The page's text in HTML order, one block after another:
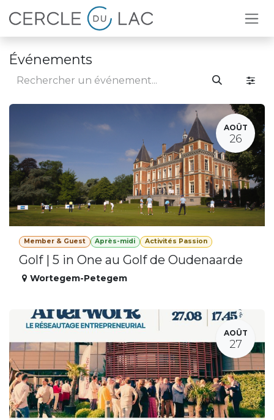
Se rendre au contenu
Événements
AOÛT
26
Member & Guest Après-midi Activités Passion
Golf | 5 in One au Golf de Oudenaarde
Wortegem-Petegem
AOÛT
27